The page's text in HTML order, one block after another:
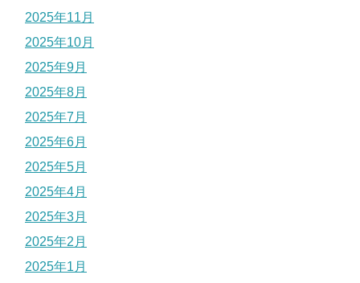
2025年11月
2025年10月
2025年9月
2025年8月
2025年7月
2025年6月
2025年5月
2025年4月
2025年3月
2025年2月
2025年1月